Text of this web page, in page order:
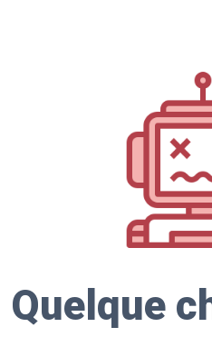
Quelque